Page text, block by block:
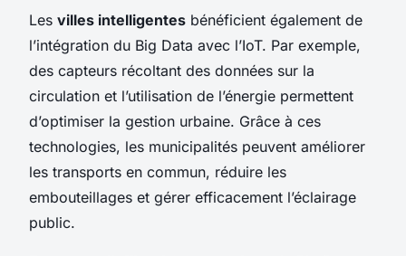
Les villes intelligentes bénéficient également de
l’intégration du Big Data avec l’IoT. Par exemple,
des capteurs récoltant des données sur la
circulation et l’utilisation de l’énergie permettent
d’optimiser la gestion urbaine. Grâce à ces
technologies, les municipalités peuvent améliorer
les transports en commun, réduire les
embouteillages et gérer efficacement l’éclairage
public.